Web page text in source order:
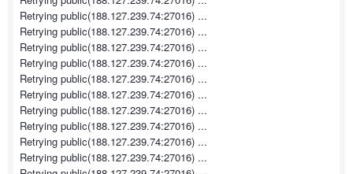
Retrying public(188.127.239.74:27016) ...
Retrying public(188.127.239.74:27016) ...
Retrying public(188.127.239.74:27016) ...
Retrying public(188.127.239.74:27016) ...
Retrying public(188.127.239.74:27016) ...
Retrying public(188.127.239.74:27016) ...
Retrying public(188.127.239.74:27016) ...
Retrying public(188.127.239.74:27016) ...
Retrying public(188.127.239.74:27016) ...
Retrying public(188.127.239.74:27016) ...